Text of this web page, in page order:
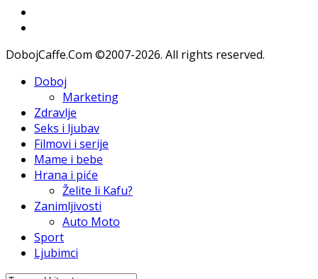
DobojCaffe.Com ©2007-2026. All rights reserved.
Doboj
Marketing
Zdravlje
Seks i ljubav
Filmovi i serije
Mame i bebe
Hrana i piće
Želite li Kafu?
Zanimljivosti
Auto Moto
Sport
Ljubimci